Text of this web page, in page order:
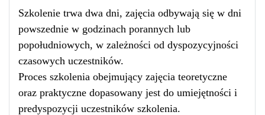
Szkolenie trwa dwa dni, zajęcia odbywają się w dni
powszednie w godzinach porannych lub
popołudniowych, w zależności od dyspozycyjności
czasowych uczestników.
Proces szkolenia obejmujący zajęcia teoretyczne
oraz praktyczne dopasowany jest do umiejętności i
predyspozycji uczestników szkolenia.